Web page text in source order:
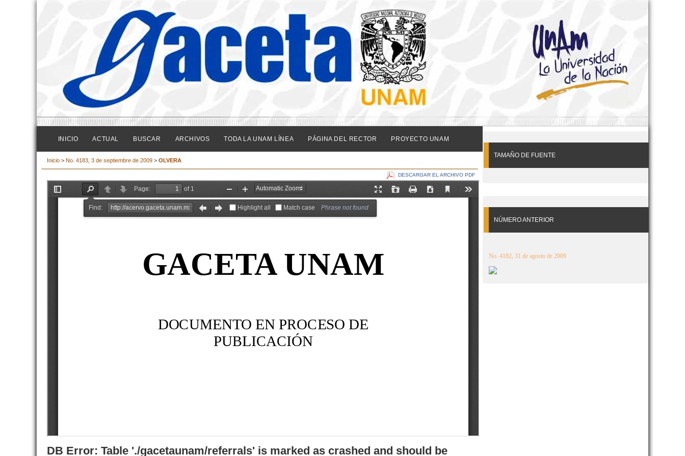
TAMAÑO DE FUENTE
NÚMERO ANTERIOR
No. 4182, 31 de agosto de 2009
INICIO ACTUAL BUSCAR ARCHIVOS TODA LA UNAM LÍNEA PÁGINA DEL RECTOR PROYECTO UNAM
Inicio > No. 4183, 3 de septiembre de 2009 > OLVERA
DESCARGAR EL ARCHIVO PDF
DB Error: Table './gacetaunam/referrals' is marked as crashed and should be